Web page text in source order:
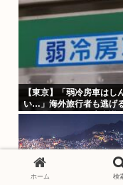
【東京】「弱冷房車はし
い…」海外旅行者も逃げ
の猛暑、だけど冷房意識
ホーム 検